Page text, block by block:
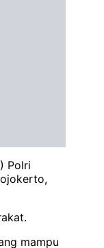
Polri
mampu